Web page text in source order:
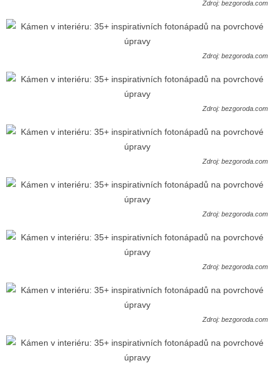
Zdroj: bezgoroda.com
Zdroj: bezgoroda.com
Zdroj: bezgoroda.com
Zdroj: bezgoroda.com
Zdroj: bezgoroda.com
Zdroj: bezgoroda.com
Zdroj: bezgoroda.com